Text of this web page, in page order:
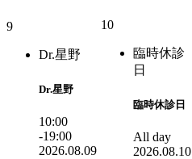
9
Dr.星野
Dr.星野
10:00
-19:00
2026.08.09
10
臨時休診
日
臨時休診日
All day
2026.08.10